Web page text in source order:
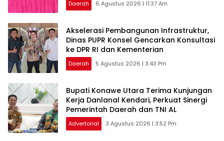
Daerah 6 Agustus 2026 | 11:37 Am
Akselerasi Pembangunan Infrastruktur,
Dinas PUPR Konsel Gencarkan Konsultasi
ke DPR RI dan Kementerian
Daerah 5 Agustus 2026 | 3:43 Pm
Bupati Konawe Utara Terima Kunjungan
Kerja Danlanal Kendari, Perkuat Sinergi
Pemerintah Daerah dan TNI AL
Advertorial 3 Agustus 2026 | 3:52 Pm